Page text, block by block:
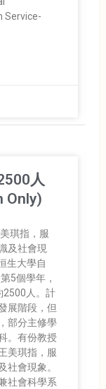
Service-
人
Only)
琪指，服
及社會現
生大學自
5個學年，
2500人。計
展階段，但
部分主修學
。有份教授
美琪指，服
社會現象。
社會科學系